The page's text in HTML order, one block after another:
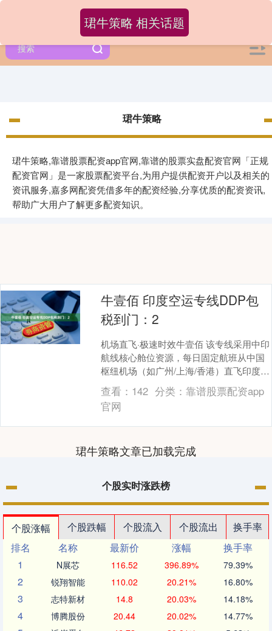
珺牛策略
珺牛策略,靠谱股票配资app官网,靠谱的股票实盘配资官网「正规
配资官网」是一家股票配资平台,为用户提供配资开户以及相关的
资讯服务,嘉多网配资凭借多年的配资经验,分享优质的配资资讯,
帮助广大用户了解更多配资知识。
珺牛策略 相关话题
牛壹佰 印度空运专线DDP包
税到门：2
机场直飞·极速时效牛壹佰 该专线采用中印
航线核心舱位资源，每日固定航班从中国
枢纽机场（如广州/上海/香港）直飞印度新
德里、孟买等主要空港。通过智能分拣系
统与优先....
查看： 142 分类： 靠谱股票配资app
官网
珺牛策略文章已加载完成
个股实时涨跌榜
个股涨幅 个股跌幅 个股流入 个股流出
换手率
排名
名称 最新价 涨幅
换手率
1
N展芯 116.52 396.89% 79.39%
2 锐翔智能 110.02 20.21% 16.80%
3 志特新材 14.8 20.03% 14.18%
4 博腾股份 20.44 20.02% 14.77%